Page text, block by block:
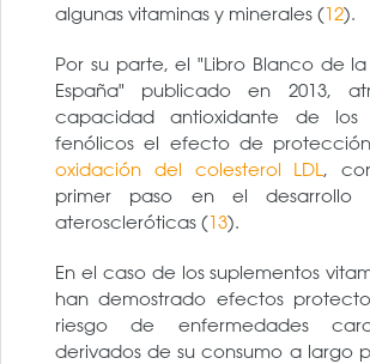
algunas vitaminas y minerales (12).
Por su parte, el "Libro Blanco de
España" publicado en 2013,
capacidad antioxidante de los
fenólicos el efecto de
oxidación del colesterol LDL,
primer paso en el desarrollo
ateroscleróticas (13).
En el caso de los suplementos
han demostrado efectos
riesgo de enfermedades
derivados de su consumo a largo